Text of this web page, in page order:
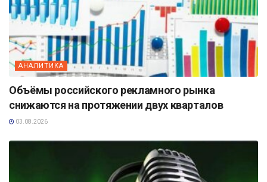
АНАЛИТИКА
Объёмы российского рекламного рынка
снижаются на протяжении двух кварталов
03.08.2026